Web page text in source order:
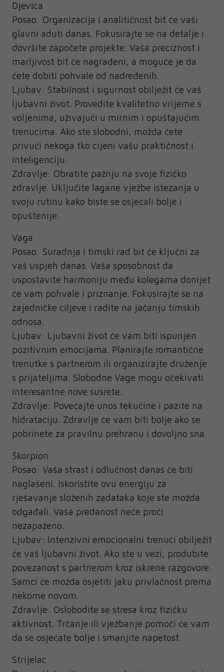
Djevica
Posao: Organizacija i analitičnost bit će vaši
glavni aduti danas. Fokusirajte se na detalje i
dovršite započete projekte. Vaša preciznost i
marljivost bit će nagrađeni, a moguće je da
ćete dobiti pohvale od nadređenih.
Ljubav: Stabilnost i sigurnost obilježit će vaš
ljubavni život. Provedite kvalitetno vrijeme s
voljenima, uživajući u mirnim i opuštajućim
trenucima. Ako ste slobodni, možda ćete
privući nekoga tko cijeni vašu praktičnost i
inteligenciju.
Zdravlje: Obratite pažnju na svoje fizičko
zdravlje. Uključite lagane vježbe istezanja u
svoju rutinu kako biste se osjećali bolje i
opuštenije.
Vaga
Posao: Suradnja i timski rad bit će ključni za
vaš uspjeh danas. Vaša sposobnost da
uspostavite harmoniju među kolegama donijet
će vam pohvale i priznanje. Fokusirajte se na
zajedničke ciljeve i radite na jačanju timskih
odnosa.
Ljubav: Ljubavni život će vam biti ispunjen
pozitivnim emocijama. Planirajte romantične
trenutke s partnerom ili organizirajte druženje
s prijateljima. Slobodne Vage mogu očekivati
interesantne nove susrete.
Zdravlje: Povećajte unos tekućine i pazite na
hidrataciju. Zdravlje će vam biti bolje ako se
pobrinete za pravilnu prehranu i dovoljno sna.
Škorpion
Posao: Vaša strast i odlučnost danas će biti
naglašeni. Iskoristite ovu energiju za
rješavanje složenih zadataka koje ste možda
odgađali. Vaša predanost neće proći
nezapaženo.
Ljubav: Intenzivni emocionalni trenuci obilježit
će vaš ljubavni život. Ako ste u vezi, produbite
povezanost s partnerom kroz iskrene razgovore.
Samci će možda osjetiti jaku privlačnost prema
nekome novom.
Zdravlje: Oslobodite se stresa kroz fizičku
aktivnost. Trčanje ili vježbanje pomoći će vam
da se osjećate bolje i smanjite napetost.
Strijelac